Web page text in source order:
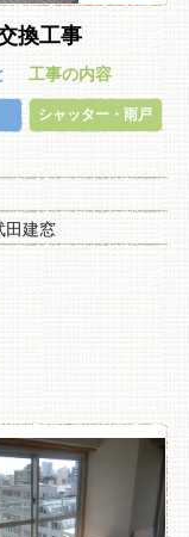
換工事
工事の内容
シャッター・雨戸
田建窓